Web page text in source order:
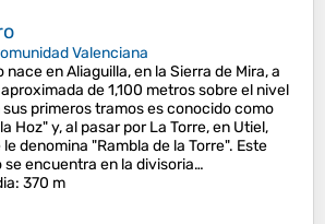
Valenciana
nace en Aliaguilla, en la Sierra de Mira​, a
de 1,100 metros sobre el nivel
sus primeros tramos es conocido como
Hoz" y, al pasar por La Torre, en Utiel,
denomina "Rambla de la Torre". Este
se encuentra en la divisoria…
: 370 m